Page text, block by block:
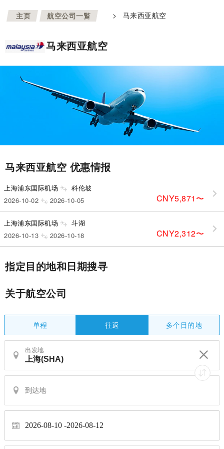
主页 >
航空公司一覧 > 马来西亚航空
马来西亚航空
马来西亚航空 优惠情报
上海浦东囯际机场 科伦坡
CNY5,871 〜
2026-10-02 2026-10-05
上海浦东囯际机场 斗湖
CNY2,312〜
2026-10-13 2026-10-18
指定目的地和日期搜寻
关于航空公司
单程 往返 多个目的地
出发地
2026-08-10 2026-08-12